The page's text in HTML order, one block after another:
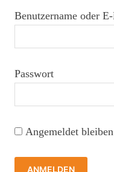
Benutzername oder
Passwort
Angemeldet bleiben